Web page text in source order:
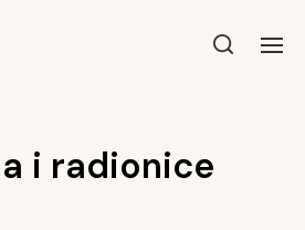
i radionice